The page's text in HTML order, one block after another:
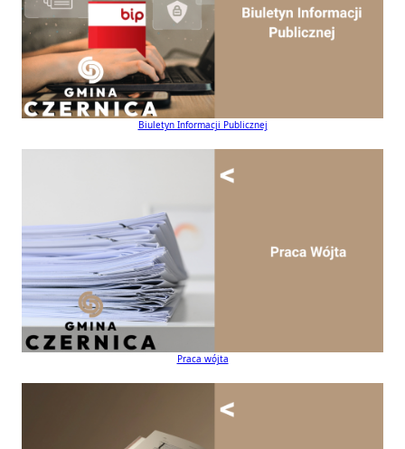
Biuletyn Informacji Publicznej
Praca wójta